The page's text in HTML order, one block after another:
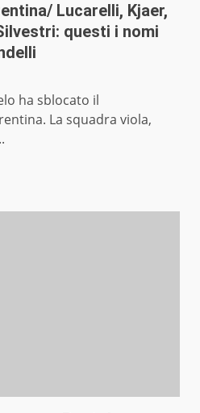
Lucarelli, Kjaer,
questi i nomi
ha sblocato il
La squadra viola,